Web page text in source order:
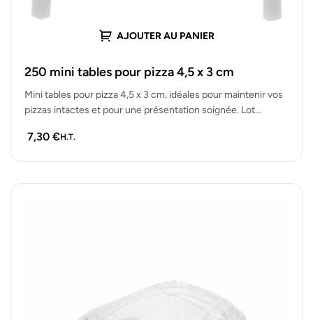
AJOUTER AU PANIER
250 mini tables pour pizza 4,5 x 3 cm
Mini tables pour pizza 4,5 x 3 cm, idéales pour maintenir vos
pizzas intactes et pour une présentation soignée. Lot…
7,30 €H.T.